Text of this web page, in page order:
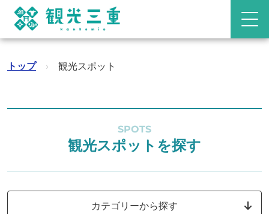
トップ › 観光スポット
SPOTS
観光スポットを探す
カテゴリーから探す